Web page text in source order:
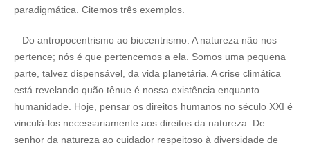
paradigmática. Citemos três exemplos.
– Do antropocentrismo ao biocentrismo. A natureza não nos
pertence; nós é que pertencemos a ela. Somos uma pequena
parte, talvez dispensável, da vida planetária. A crise climática
está revelando quão tênue é nossa existência enquanto
humanidade. Hoje, pensar os direitos humanos no século XXI é
vinculá-los necessariamente aos direitos da natureza. De
senhor da natureza ao cuidador respeitoso à diversidade de